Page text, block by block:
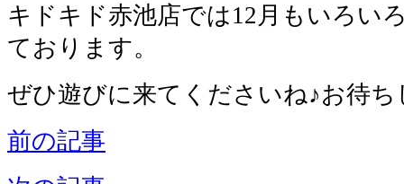
キドキド赤池店では12月もいろい
ております。
ぜひ遊びに来てくださいね♪お待
前の記事